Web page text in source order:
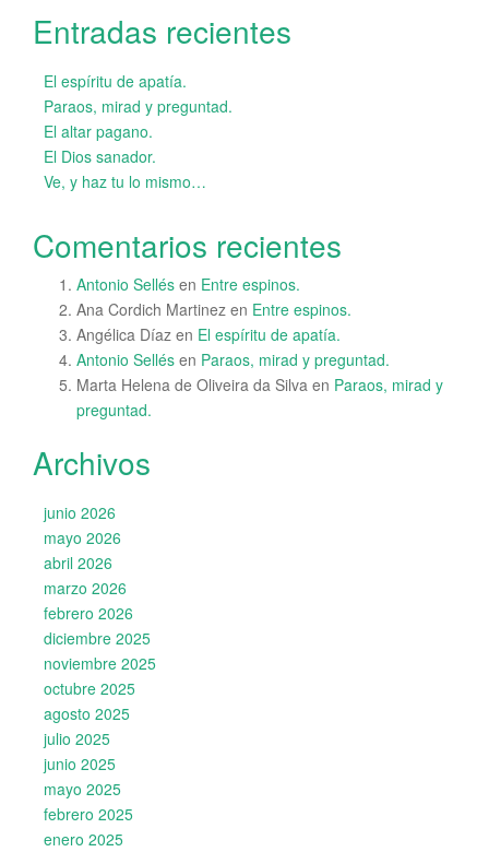
Entradas recientes
El espíritu de apatía.
Paraos, mirad y preguntad.
El altar pagano.
El Dios sanador.
Ve, y haz tu lo mismo…
Comentarios recientes
Antonio Sellés en Entre espinos.
Ana Cordich Martinez en Entre espinos.
Angélica Díaz en El espíritu de apatía.
Antonio Sellés en Paraos, mirad y preguntad.
Marta Helena de Oliveira da Silva en Paraos, mirad y
preguntad.
Archivos
junio 2026
mayo 2026
abril 2026
marzo 2026
febrero 2026
diciembre 2025
noviembre 2025
octubre 2025
agosto 2025
julio 2025
junio 2025
mayo 2025
febrero 2025
enero 2025